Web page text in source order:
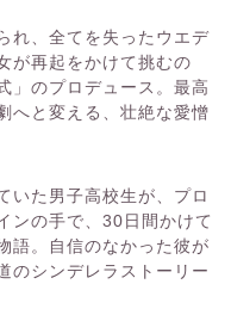
れ、全てを失ったウエデ
が再起をかけて挑むの
」のプロデュース。最高
へと変える、壮絶な愛憎
いた男子高校生が、プロ
ンの手で、30日間かけて
語。自信のなかった彼が
のシンデレラストーリー